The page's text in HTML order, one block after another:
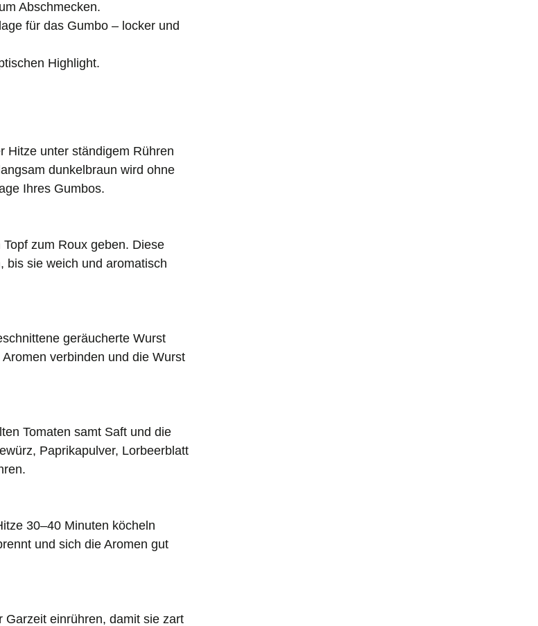
Abschmecken.
für das Gumbo – locker und
Highlight.
Hitze unter ständigem Rühren
dunkelbraun wird ohne
Ihres Gumbos.
zum Roux geben. Diese
bis sie weich und aromatisch
geräucherte Wurst
verbinden und die Wurst
Tomaten samt Saft und die
Paprikapulver, Lorbeerblatt
30–40 Minuten köcheln
und sich die Aromen gut
Garzeit einrühren, damit sie zart